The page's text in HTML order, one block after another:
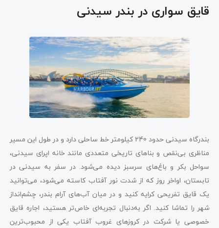
قایق سواری در بندر سیدنی
بندرگاه سیدنی حدود 240 کیلومتر خط ساحلی دارد و در طول این مسیر
مناظری بی‌نقص و بناهای تاریخی متعددی مانند خانه اپرای سیدنی،
سواحل بکر و باغ‌های سرسبز دیده می‌شود. در سفر به سیدنی در
تابستان، اواخر روز که از شدت نور آفتاب کاسته می‌شود، می‌توانید
یک قایق تفریحی کرایه کنید و در میان آب‌های آرام بندر، چشم‌انداز
شهر را تماشا کنید. اگر به‌دنبال تجربه‌ای خاص‌تر هستید، اجاره قایق
خصوصی یا شرکت در کروزهای غروب آفتاب یکی از محبوب‌ترین